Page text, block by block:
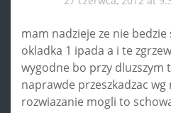
mam nadzieje ze nie
okladka 1 ipada a i te
wygodne bo przy dluzszym
naprawde przeszkadzac
rozwiazanie mogli to